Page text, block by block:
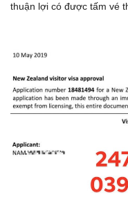
thuận lợi có được tấm vé